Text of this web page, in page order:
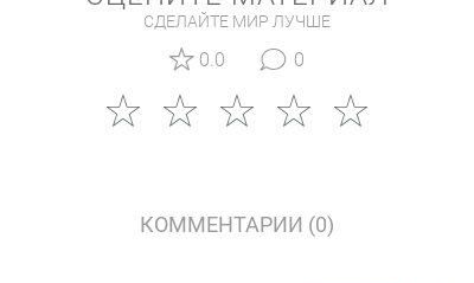
СДЕЛАЙТЕ МИР ЛУЧШЕ
0.0 0
КОММЕНТАРИИ (0)